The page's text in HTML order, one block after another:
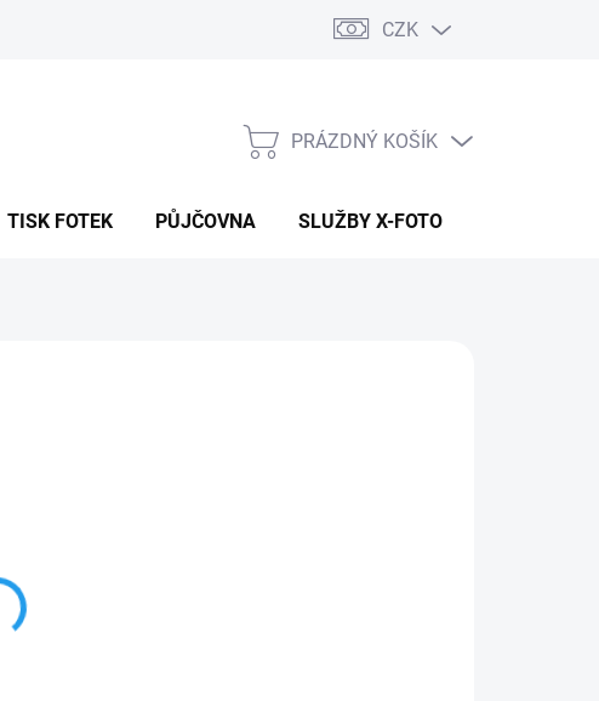
CZK
NÁKUPNÍ
PRÁZDNÝ KOŠÍK
TISK FOTEK PŮJČOVNA SLUŽBY X-FOTO